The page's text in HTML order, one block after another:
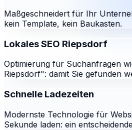
Maßgeschneidert für Ihr
kein Template, kein Baukasten.
Lokales SEO Riepsdorf
Optimierung für Suchanfragen
Riepsdorf": damit Sie gefunden
Schnelle Ladezeiten
Modernste Technologie für
Sekunde laden: ein